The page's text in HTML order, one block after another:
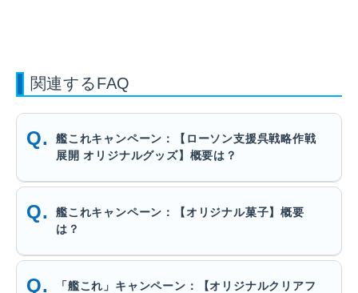
関連するFAQ
艦これキャンペーン：【ローソン支援呉戦略作戦
展開 オリジナルグッズ】概要は？
艦これキャンペーン：【オリジナル菓子】概要
は？
「艦これ」キャンペーン：【オリジナルクリアフ